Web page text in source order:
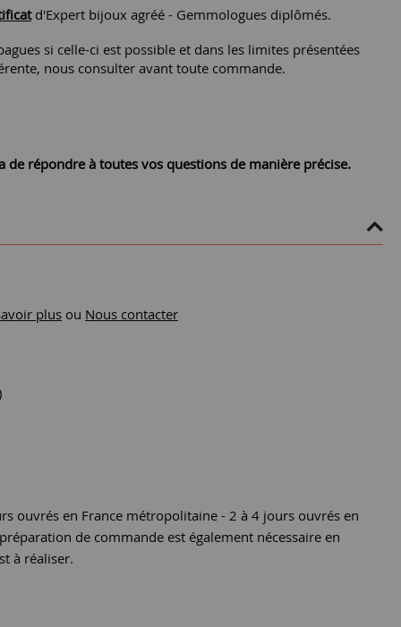
d'Expert bijoux agréé - Gemmologues diplômés.
si celle-ci est possible et dans les limites présentées
nous consulter avant toute commande.
répondre à toutes vos questions de manière précise.
plus ou Nous contacter
ouvrés en France métropolitaine - 2 à 4 jours ouvrés en
de commande est également nécessaire en
à réaliser.